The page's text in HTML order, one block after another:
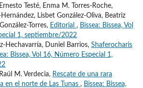
Testé, Enma M. Torres-Roche,
Lisbet González-Oliva, Beatriz
Torres, Editorial , Bissea: Bissea, Vol
1, septiembre/2022
Hechavarría, Duniel Barrios, Shaferocharis
Bissea, Vol 16, Número Especial 1,
M. Verdecia, Rescate de una rara
en el norte de Las Tunas , Bissea: Bissea,